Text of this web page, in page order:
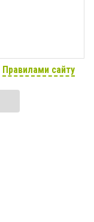
Правилами сайту